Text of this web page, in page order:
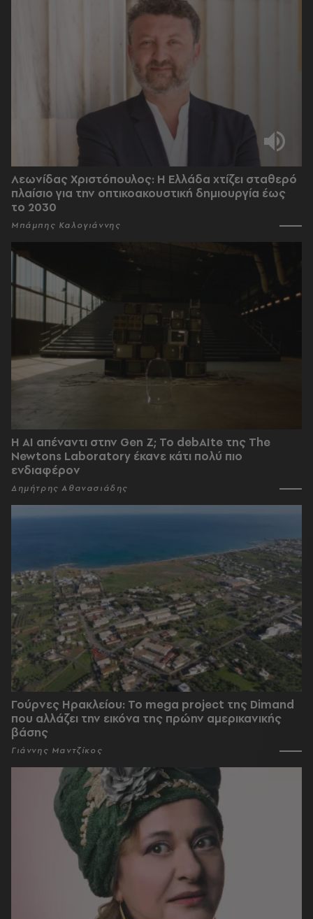
Λεωνίδας Χριστόπουλος: Η Ελλάδα χτίζει σταθερό
πλαίσιο για την οπτικοακουστική δημιουργία έως
το 2030
Μπάμπης Καλογιάννης
Η AI απέναντι στην Gen Z; Το debAIte της The
Newtons Laboratory έκανε κάτι πολύ πιο
ενδιαφέρον
Δημήτρης Αθανασιάδης
Γούρνες Ηρακλείου: To mega project της Dimand
που αλλάζει την εικόνα της πρώην αμερικανικής
βάσης
Γιάννης Μαντζίκος